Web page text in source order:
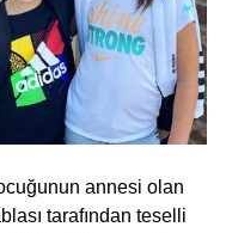
annesi olan
tarafından teselli